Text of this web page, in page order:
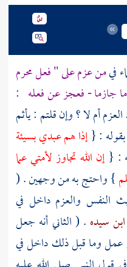
فيمن عزم على " فعل محرم
جازما - فعجز عن فعله :
أم لا ؟ وإن قلتم : يأثم
: {إذا هم عبدي بسيئة
: {إن الله تجاوز لأمتي عما
} واحتج به من وجهين . (
النفس والعزم داخل في
ابن سيده . ( الثاني أنه جعل
عمل وما قبل ذلك داخل في